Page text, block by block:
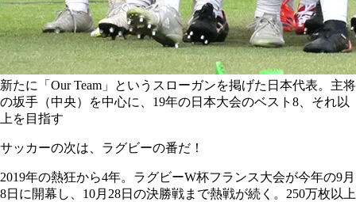
新たに「Our Team」というスローガンを掲げた日本代表。主将
の坂手（中央）を中心に、19年の日本大会のベスト8、それ以
上を目指す
サッカーの次は、ラグビーの番だ！
2019年の熱狂から4年。ラグビーW杯フランス大会が今年の9月
8日に開幕し、10月28日の決勝戦まで熱戦が続く。250万枚以上